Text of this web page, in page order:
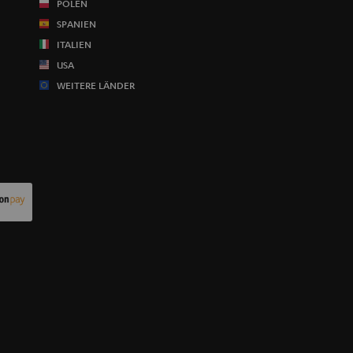
POLEN
SPANIEN
ITALIEN
USA
WEITERE LÄNDER